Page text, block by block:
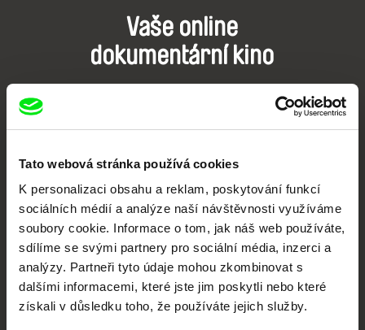
Tato webová stránka používá cookies
K personalizaci obsahu a reklam, poskytování funkcí
sociálních médií a analýze naší návštěvnosti využíváme
soubory cookie. Informace o tom, jak náš web používáte,
sdílíme se svými partnery pro sociální média, inzerci a
analýzy. Partneři tyto údaje mohou zkombinovat s
dalšími informacemi, které jste jim poskytli nebo které
získali v důsledku toho, že používáte jejich služby.
Vaše online
dokumentární kino
Portál DAFilms.cz je výsledkem tvůrčí spolupráce 7 klíčových evropských
posouvat hranice dokumentárního filmu, propagovat jeho rozmanitost a
podporovat kvalitní autorské filmy.
Členové Doc Alliance